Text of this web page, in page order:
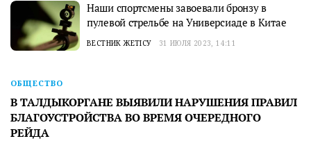
Наши спортсмены завоевали бронзу в
пулевой стрельбе на Универсиаде в Китае
ВЕСТНИК ЖЕТІСУ 31 ИЮЛЯ 2023, 14:11
ОБЩЕСТВО
В ТАЛДЫКОРГАНЕ ВЫЯВИЛИ НАРУШЕНИЯ ПРАВИЛ
БЛАГОУСТРОЙСТВА ВО ВРЕМЯ ОЧЕРЕДНОГО
РЕЙДА